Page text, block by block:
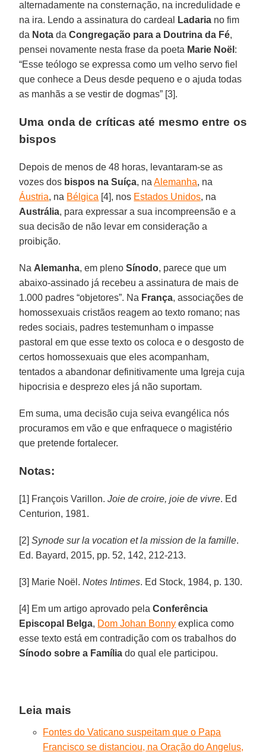
alternadamente na consternação, na incredulidade e
na ira. Lendo a assinatura do cardeal
Ladaria no fim
da Nota daCongregação para a Doutrina da Fé,
pensei novamente nesta frase da poeta Marie Noël :
“Esse teólogo se expressa como um velho servo fiel
que conhece a Deus desde pequeno e o ajuda todas
as manhãs a se vestir de dogmas” [3].
Uma onda de críticas até mesmo entre os
bispos
Depois de menos de 48 horas, levantaram-se as
vozes dos bispos na Suíça, naAlemanha, na
Áustria, na Bélgica [4], nos Estados Unidos, na
Austrália, para expressar a sua incompreensão e a
sua decisão de não levar em consideração a
proibição.
Na Alemanha, em plenoSínodo, parece que um
abaixo-assinado já recebeu a assinatura de mais de
1.000 padres “objetores”. Na França, associações de
homossexuais cristãos reagem ao texto romano; nas
redes sociais, padres testemunham o impasse
pastoral em que esse texto os coloca e o desgosto de
certos homossexuais que eles acompanham,
tentados a abandonar definitivamente uma Igreja cuja
hipocrisia e desprezo eles já não suportam.
Em suma, uma decisão cuja seiva evangélica nós
procuramos em vão e que enfraquece o magistério
que pretende fortalecer.
Notas:
[1] François Varillon.Joie de croire, joie de vivre. Ed
Centurion, 1981.
[2]Synode sur la vocation et la mission de la famille.
Ed. Bayard, 2015, pp. 52, 142, 212-213.
[3] Marie Noël.Notes Intimes. Ed Stock, 1984, p. 130.
[4] Em um artigo aprovado pelaConferência
Episcopal Belga, Dom Johan Bonny explica como
esse texto está em contradição com os trabalhos do
Sínodo sobre a Família do qual ele participou.
Leia mais
Fontes do Vaticano suspeitam que o Papa
Francisco se distanciou, na Oração do Angelus,